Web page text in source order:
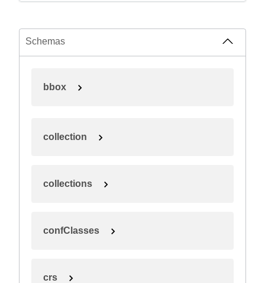
Schemas
bbox
collection
collections
confClasses
crs